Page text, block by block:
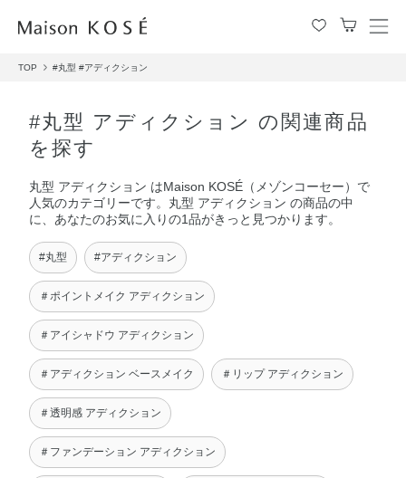
メ
TOP #丸型 #アディクション
#丸型 アディクション の関連商品
を探す
丸型 アディクション はMaison KOSÉ（メゾンコーセー）で
人気のカテゴリーです。丸型 アディクション の商品の中
に、あなたのお気に入りの1品がきっと見つかります。
#丸型 #アディクション
＃ポイントメイク アディクション
＃アイシャドウ アディクション
＃アディクション ベースメイク ＃リップ アディクション
＃透明感 アディクション
＃ファンデーション アディクション